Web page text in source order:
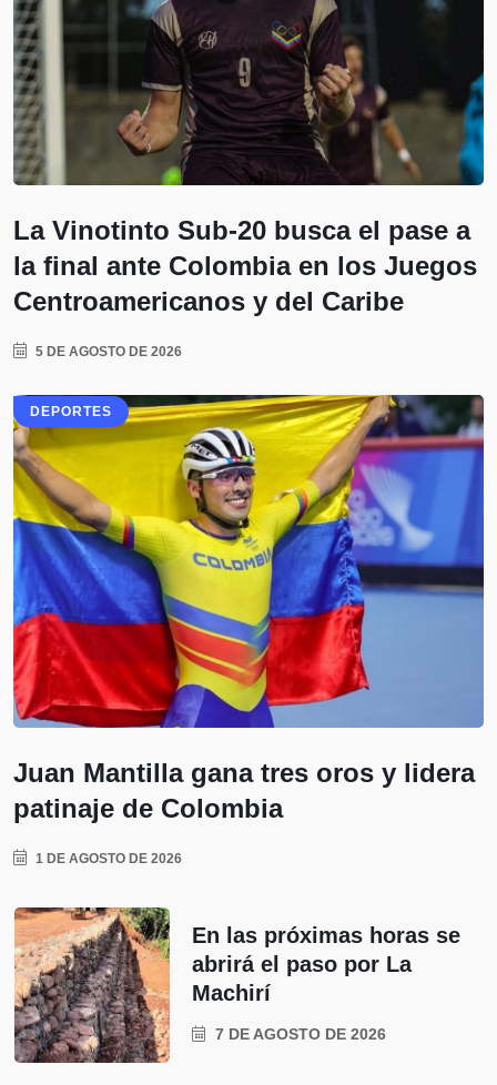
La Vinotinto Sub-20 busca el pase a
la final ante Colombia en los Juegos
Centroamericanos y del Caribe
5 DE AGOSTO DE 2026
DEPORTES
Juan Mantilla gana tres oros y lidera
patinaje de Colombia
1 DE AGOSTO DE 2026
En las próximas horas se
abrirá el paso por La
Machirí
7 DE AGOSTO DE 2026